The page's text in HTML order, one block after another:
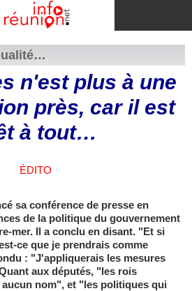
n'est plus à une
près, car il est
à tout…
ÉDITO
sa conférence de presse en
de la politique du gouvernement
mer. Il a conclu en disant. "Et si
ce que je prendrais comme
: "J'appliquerais les mesures
aux députés, "les rois
nom", et "les politiques qui